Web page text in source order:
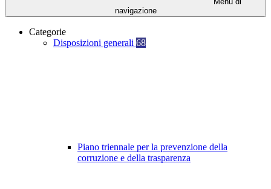
navigazione
Categorie
Disposizioni generali 68
Piano triennale per la prevenzione della
corruzione e della trasparenza